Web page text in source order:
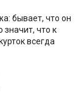
бывает, что он
значит, что к
всегда